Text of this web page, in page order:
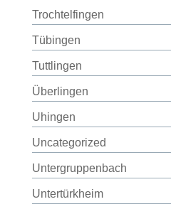
Trochtelfingen
Tübingen
Tuttlingen
Überlingen
Uhingen
Uncategorized
Untergruppenbach
Untertürkheim